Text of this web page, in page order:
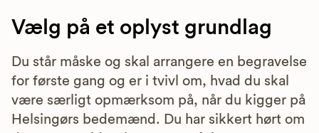
Vælg på et oplyst grundlag
Du står måske og skal arrangere en begravelse
for første gang og er i tvivl om, hvad du skal
være særligt opmærksom på, når du kigger på
Helsingørs bedemænd. Du har sikkert hørt om